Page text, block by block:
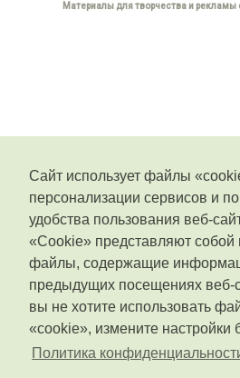
Сайт использует файлы
персонализации сервисов и
удобства пользования веб-
«Cookie» представляют
файлы, содержащие
предыдущих посещениях веб-
вы не хотите использовать
«cookie», измените настройки
Политика
Материалы для творчества и рекламы